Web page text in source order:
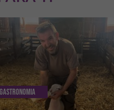
Gastronomia